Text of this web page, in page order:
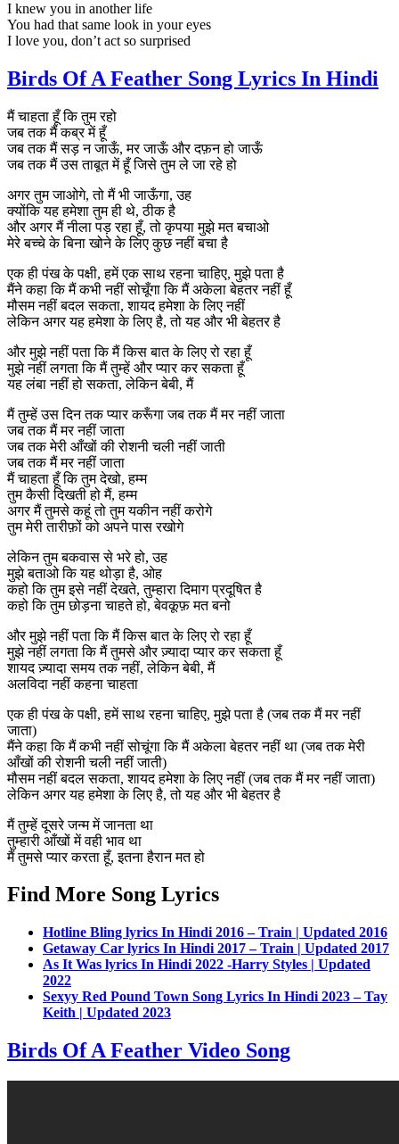
I knew you in another life
You had that same look in your eyes
I love you, don’t act so surprised
Birds Of A Feather Song Lyrics In Hindi
मैं चाहता हूँ कि तुम रहो
जब तक मैं कब्र में हूँ
जब तक मैं सड़ न जाऊँ, मर जाऊँ और दफ़न हो जाऊँ
जब तक मैं उस ताबूत में हूँ जिसे तुम ले जा रहे हो
अगर तुम जाओगे, तो मैं भी जाऊँगा, उह
क्योंकि यह हमेशा तुम ही थे, ठीक है
और अगर मैं नीला पड़ रहा हूँ, तो कृपया मुझे मत बचाओ
मेरे बच्चे के बिना खोने के लिए कुछ नहीं बचा है
एक ही पंख के पक्षी, हमें एक साथ रहना चाहिए, मुझे पता है
मैंने कहा कि मैं कभी नहीं सोचूँगा कि मैं अकेला बेहतर नहीं हूँ
मौसम नहीं बदल सकता, शायद हमेशा के लिए नहीं
लेकिन अगर यह हमेशा के लिए है, तो यह और भी बेहतर है
और मुझे नहीं पता कि मैं किस बात के लिए रो रहा हूँ
मुझे नहीं लगता कि मैं तुम्हें और प्यार कर सकता हूँ
यह लंबा नहीं हो सकता, लेकिन बेबी, मैं
मैं तुम्हें उस दिन तक प्यार करूँगा जब तक मैं मर नहीं जाता
जब तक मैं मर नहीं जाता
जब तक मेरी आँखों की रोशनी चली नहीं जाती
जब तक मैं मर नहीं जाता
मैं चाहता हूँ कि तुम देखो, हम्म
तुम कैसी दिखती हो मैं, हम्म
अगर मैं तुमसे कहूं तो तुम यकीन नहीं करोगे
तुम मेरी तारीफ़ों को अपने पास रखोगे
लेकिन तुम बकवास से भरे हो, उह
मुझे बताओ कि यह थोड़ा है, ओह
कहो कि तुम इसे नहीं देखते, तुम्हारा दिमाग प्रदूषित है
कहो कि तुम छोड़ना चाहते हो, बेवकूफ़ मत बनो
और मुझे नहीं पता कि मैं किस बात के लिए रो रहा हूँ
मुझे नहीं लगता कि मैं तुमसे और ज़्यादा प्यार कर सकता हूँ
शायद ज़्यादा समय तक नहीं, लेकिन बेबी, मैं
अलविदा नहीं कहना चाहता
एक ही पंख के पक्षी, हमें साथ रहना चाहिए, मुझे पता है (जब तक मैं मर नहीं
जाता)
मैंने कहा कि मैं कभी नहीं सोचूंगा कि मैं अकेला बेहतर नहीं था (जब तक मेरी
आँखों की रोशनी चली नहीं जाती)
मौसम नहीं बदल सकता, शायद हमेशा के लिए नहीं (जब तक मैं मर नहीं जाता)
लेकिन अगर यह हमेशा के लिए है, तो यह और भी बेहतर है
मैं तुम्हें दूसरे जन्म में जानता था
तुम्हारी आँखों में वही भाव था
मैं तुमसे प्यार करता हूँ, इतना हैरान मत हो
Find More Song Lyrics
Hotline Bling lyrics In Hindi 2016 – Train | Updated 2016
Getaway Car lyrics In Hindi 2017 – Train | Updated 2017
As It Was lyrics In Hindi 2022 -Harry Styles | Updated
2022
Sexyy Red Pound Town Song Lyrics In Hindi 2023 – Tay
Keith | Updated 2023
Birds Of A Feather Video Song